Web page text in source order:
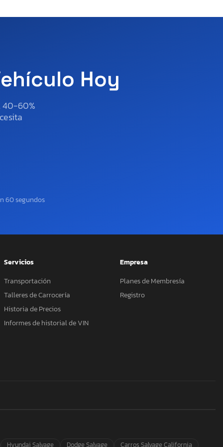
Hoy
40-60%
60 segundos
Servicios
Transportación
Talleres de Carrocería
Historia de Precios
Informes de historial de VIN
Empresa
Planes de Membresía
Registro
Hyundai Salvage Dodge Salvage Carros Salvage California